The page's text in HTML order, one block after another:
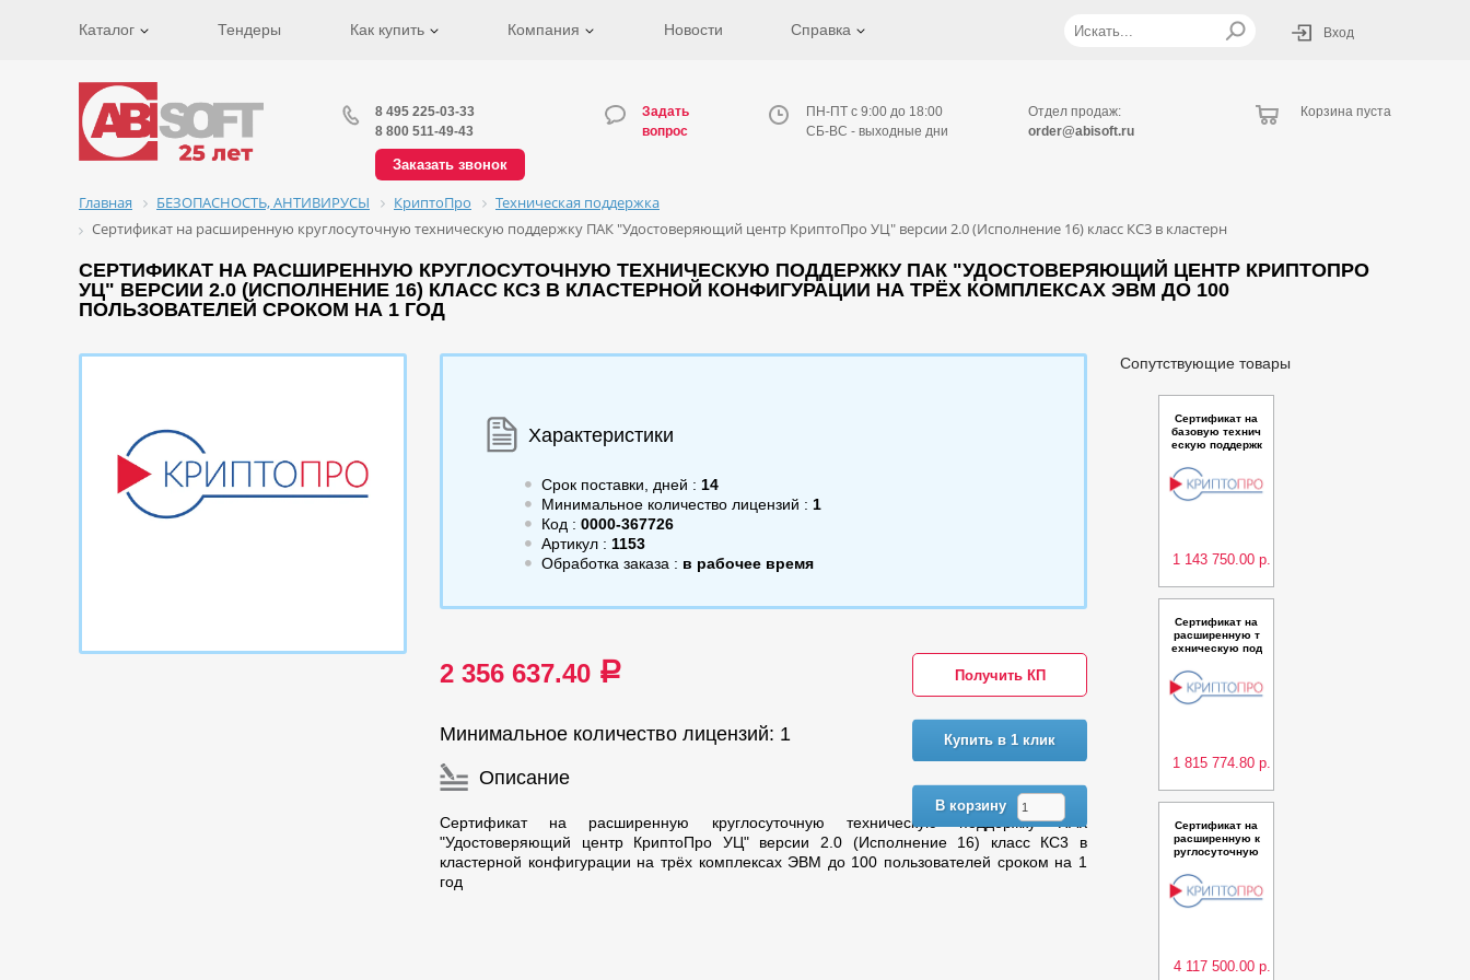
Каталог Тендеры Как купить Компания Новости Справка Вход
8 495 225-03-33
8 800 511-49-43
Заказать звонок
Задать
вопрос
ПН-ПТ с 9:00 до 18:00
СБ-ВС - выходные дни
Отдел продаж:
order@abisoft.ru
Корзина пуста
Главная БЕЗОПАСНОСТЬ, АНТИВИРУСЫ КриптоПро
Техническая поддержка
Сертификат на расширенную круглосуточную техническую поддержку ПАК "Удостоверяющий центр КриптоПро УЦ" версии 2.0 (Исполнение 16) класс КС3 в кластерн
СЕРТИФИКАТ НА РАСШИРЕННУЮ КРУГЛОСУТОЧНУЮ ТЕХНИЧЕСКУЮ ПОДДЕРЖКУ ПАК "УДОСТОВЕРЯЮЩИЙ ЦЕНТР КРИПТОПРО
УЦ" ВЕРСИИ 2.0 (ИСПОЛНЕНИЕ 16) КЛАСС КС3 В КЛАСТЕРНОЙ КОНФИГУРАЦИИ НА ТРЁХ КОМПЛЕКСАХ ЭВМ ДО 100
ПОЛЬЗОВАТЕЛЕЙ СРОКОМ НА 1 ГОД
Характеристики
Срок поставки, дней : 14
Минимальное количество лицензий : 1
Код : 0000-367726
Артикул : 1153
Обработка заказа : в рабочее время
2 356 637.40 a Получить КП
Купить в 1 клик
В корзину
Минимальное количество лицензий: 1
Описание
Сертификат на расширенную круглосуточную техническую поддержку ПАК
"Удостоверяющий центр КриптоПро УЦ" версии 2.0 (Исполнение 16) класс КС3 в
кластерной конфигурации на трёх комплексах ЭВМ до 100 пользователей сроком на 1
год
Сопутствующие товары
Сертификат на
базовую технич
ескую поддержк
Ключ Сервер из
состава ПК Крип
тоПро Ключ на о
1 143 750.00 р.
Сертификат на
расширенную т
ехническую под
стоверяющий ц
ентр КриптоПро
УЦ" версии 2.0
1 815 774.80 р.
Сертификат на
расширенную к
руглосуточную
ддержку ПО Кри
птоПро Ключ Се
рвер из состава
4 117 500.00 р.